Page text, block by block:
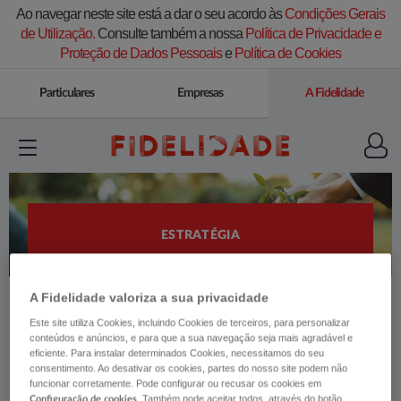
Ao navegar neste site está a dar o seu acordo àsCondições Gerais
de Utilização.Consulte também a nossa Política de Privacidade e
Proteção de Dados Pessoaise Política de Cookies
Particulares Empresas A Fidelidade
ESTRATÉGIA
A estratégia ESG da Fidelidade visa
preparar o futuro, contribuir para a
A Fidelidade valoriza a sua privacidade
Este site utiliza Cookies, incluindo Cookies de terceiros, para personalizar
conteúdos e anúncios, e para que a sua navegação seja mais agradável e
eficiente. Para instalar determinados Cookies, necessitamos do seu
consentimento. Ao desativar os cookies, partes do nosso site podem não
funcionar corretamente. Pode configurar ou recusar os cookies em